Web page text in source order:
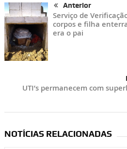
Anterior
Serviço de
corpos e filha
era o pai
UTI’s permanecem com
NOTÍCIAS RELACIONADAS